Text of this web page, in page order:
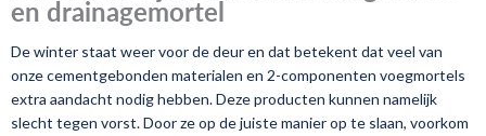
en drainagemortel
De winter staat weer voor de deur en dat betekent dat veel van
onze cementgebonden materialen en 2-componenten voegmortels
extra aandacht nodig hebben. Deze producten kunnen namelijk
slecht tegen vorst. Door ze op de juiste manier op te slaan, voorkom